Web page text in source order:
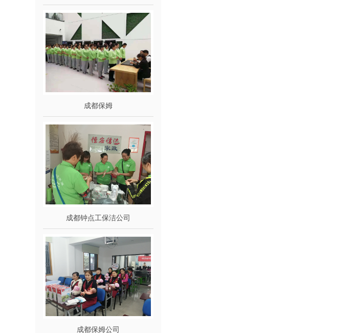
成都保姆
成都钟点工保洁公司
成都保姆公司